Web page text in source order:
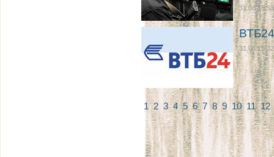
31.08 15:53
ВТБ24
31.08 15:32
123456789 101112